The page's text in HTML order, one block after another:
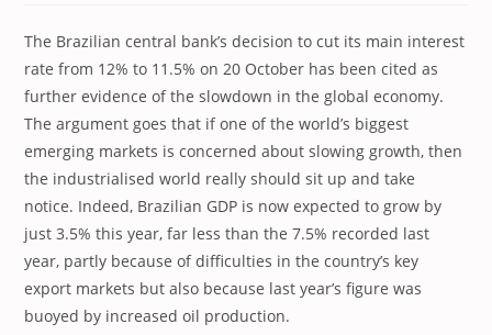
The Brazilian central bank’s decision to cut its main interest
rate from 12% to 11.5% on 20 October has been cited as
further evidence of the slowdown in the global economy.
The argument goes that if one of the world’s biggest
emerging markets is concerned about slowing growth, then
the industrialised world really should sit up and take
notice. Indeed, Brazilian GDP is now expected to grow by
just 3.5% this year, far less than the 7.5% recorded last
year, partly because of difficulties in the country’s key
export markets but also because last year’s figure was
buoyed by increased oil production.